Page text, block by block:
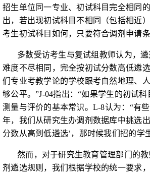
招生单位同一专业、初试科目完全相同
出，若出现初试科目不相同（包括相近
考生初试科目如何，只要符合调剂申请
多数受访考生与复试组教师认为，
难度不尽相同，完全按初试分数高低遴
们专业考教学论的学校跟考自然地理、
够公平。”J-04指出：“如果学生的初试
测量与评价的基本常识。 L-8认为：“有
年，我们从研究生办调剂数据库中挑选
分数从高到低遴选’，那时候我们招的学
然而，对于研究生教育管理部门的
剂遴选规则，我们根据学校的统一要求